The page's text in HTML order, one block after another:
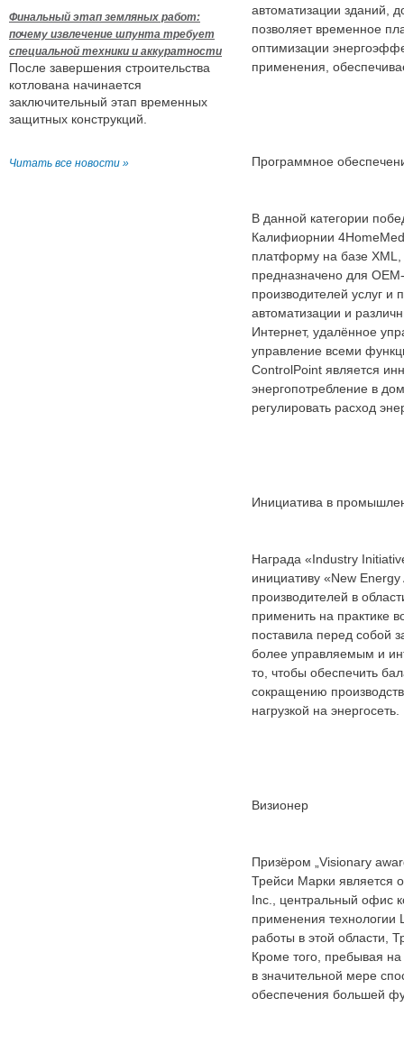
Финальный этап земляных работ:
почему извлечение шпунта требует
специальной техники и аккуратности
После завершения строительства
котлована начинается
заключительный этап временных
защитных конструкций.
Читать все новости »
автоматизации зданий,
позволяет временное
оптимизации
применения,
Программное
В данной категории
Калифиорнии
платформу на базе
предназначено для
производителей услуг
автоматизации и
Интернет, удалённое
управление всеми
ControlPoint является
энергопотребление в
регулировать расход
Инициатива в
Награда «Industry
инициативу «New
производителей в
применить на практике
поставила перед собой
более управляемым и
то, чтобы обеспечить
сокращению
нагрузкой на энергосеть.
Визионер
Призёром „Visionary
Трейси Марки является
Inc., центральный офис
применения технологии
работы в этой области,
Кроме того, пребывая
в значительной мере
обеспечения большей